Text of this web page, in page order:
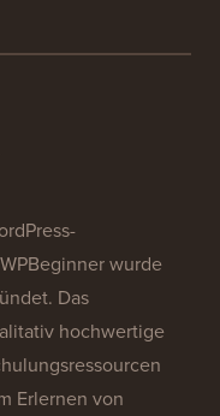
wurde
Das
hochwertige
Erlernen von